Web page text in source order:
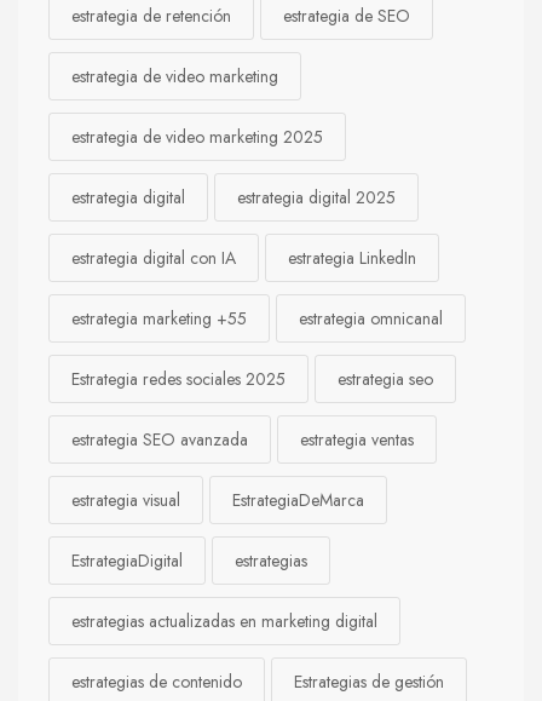
estrategia de retención estrategia de SEO
estrategia de video marketing
estrategia de video marketing 2025
estrategia digital estrategia digital 2025
estrategia digital con IA estrategia LinkedIn
estrategia marketing +55 estrategia omnicanal
Estrategia redes sociales 2025 estrategia seo
estrategia SEO avanzada estrategia ventas
estrategia visual EstrategiaDeMarca
EstrategiaDigital estrategias
estrategias actualizadas en marketing digital
estrategias de contenido Estrategias de gestión